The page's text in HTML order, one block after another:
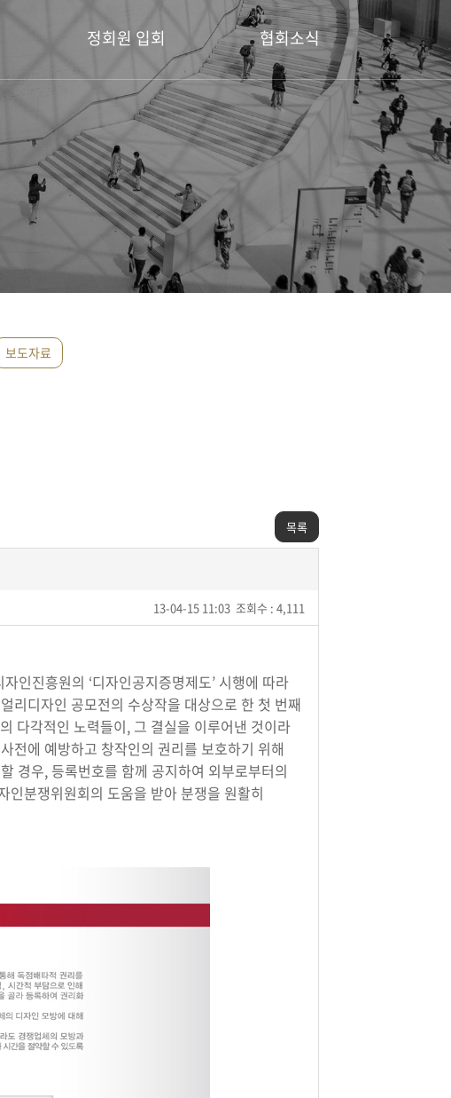
정회원 입회
정회원 입회 안내
협회소식
공지사항
회원전시소식
디자인공모전
보도자료
보도자료
목록
조회수 : 4,111
13-04-15 11:03
인진흥원의 ‘디자인공지증명제도’ 시행에 따라
리디자인 공모전의 수상작을 대상으로 한 첫 번째
다각적인 노력들이, 그 결실을 이루어낸 것이라
전에 예방하고 창작인의 권리를 보호하기 위해
경우, 등록번호를 함께 공지하여 외부로부터의
인분쟁위원회의 도움을 받아 분쟁을 원활히